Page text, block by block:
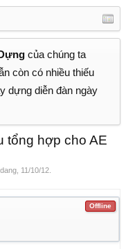
của chúng ta
còn có nhiều thiếu
dựng diễn đàn ngày
tổng hợp cho AE
11/10/12
Offline